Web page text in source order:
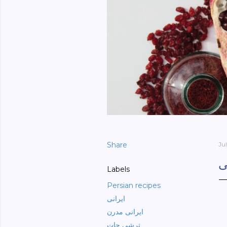
Share
Labels
Persian recipes
ایرانی
ایرانی مدرن
ترشی جات